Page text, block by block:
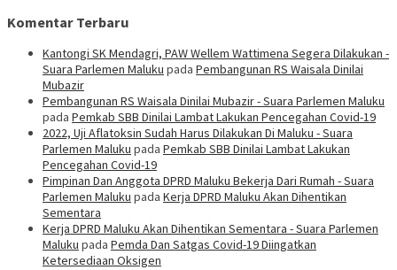
Komentar Terbaru
Kantongi SK Mendagri, PAW Wellem Wattimena Segera Dilakukan -
Suara Parlemen Maluku pada Pembangunan RS Waisala Dinilai
Mubazir
Pembangunan RS Waisala Dinilai Mubazir - Suara Parlemen Maluku
pada Pemkab SBB Dinilai Lambat Lakukan Pencegahan Covid-19
2022, Uji Aflatoksin Sudah Harus Dilakukan Di Maluku - Suara
Parlemen Maluku pada Pemkab SBB Dinilai Lambat Lakukan
Pencegahan Covid-19
Pimpinan Dan Anggota DPRD Maluku Bekerja Dari Rumah - Suara
Parlemen Maluku pada Kerja DPRD Maluku Akan Dihentikan
Sementara
Kerja DPRD Maluku Akan Dihentikan Sementara - Suara Parlemen
Maluku pada Pemda Dan Satgas Covid-19 Diingatkan
Ketersediaan Oksigen